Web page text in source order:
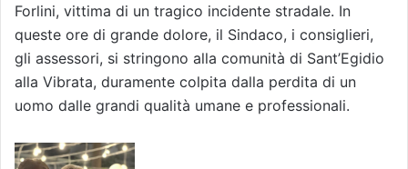
Forlini, vittima di un tragico incidente stradale. In
queste ore di grande dolore, il Sindaco, i consiglieri,
gli assessori, si stringono alla comunità di Sant’Egidio
alla Vibrata, duramente colpita dalla perdita di un
uomo dalle grandi qualità umane e professionali.